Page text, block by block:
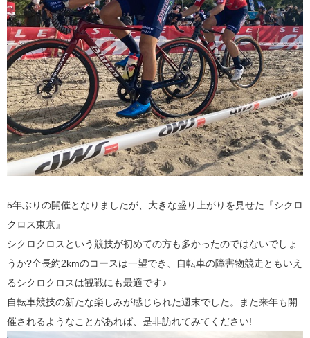
5年ぶりの開催となりましたが、大きな盛り上がりを見せた『シクロ
クロス東京』
シクロクロスという競技が初めての方も多かったのではないでしょ
うか?全長約2kmのコースは一望でき、自転車の障害物競走ともいえ
るシクロクロスは観戦にも最適です♪
自転車競技の新たな楽しみが感じられた週末でした。また来年も開
催されるようなことがあれば、是非訪れてみてください!